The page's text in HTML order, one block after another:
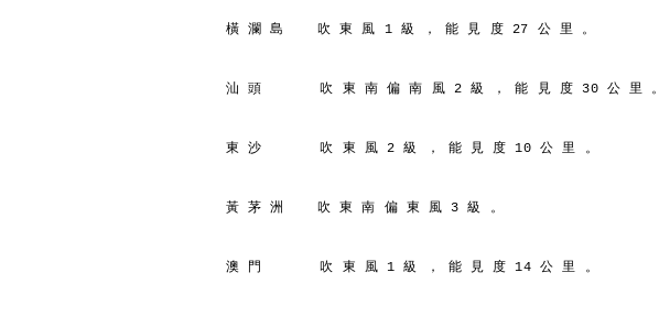
橫 瀾 島    吹 東 風 1 級 ， 能 見 度 27 公 里 。
汕 頭       吹 東 南 偏 南 風 2 級 ， 能 見 度 30 公 里 。
東 沙       吹 東 風 2 級 ， 能 見 度 10 公 里 。
黃 茅 洲    吹 東 南 偏 東 風 3 級 。
澳 門       吹 東 風 1 級 ， 能 見 度 14 公 里 。